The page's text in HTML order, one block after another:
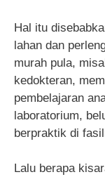
Hal itu
lahan dan
murah pula,
kedokteran,
pembelajaran
laboratorium,
berpraktik di
Lalu berapa